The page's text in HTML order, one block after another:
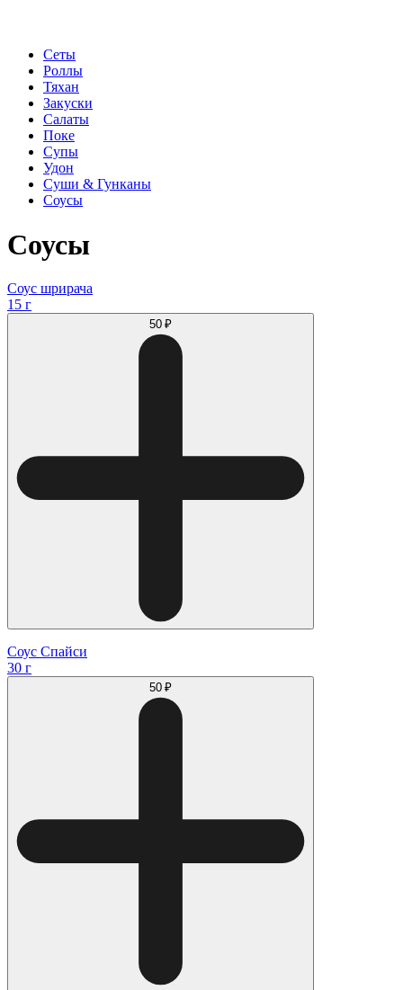
Сеты
Роллы
Тяхан
Закуски
Салаты
Поке
Супы
Удон
Суши & Гунканы
Соусы
Соусы
Соус шрирача
15 г
50 ₽
Соус Спайси
30 г
50 ₽